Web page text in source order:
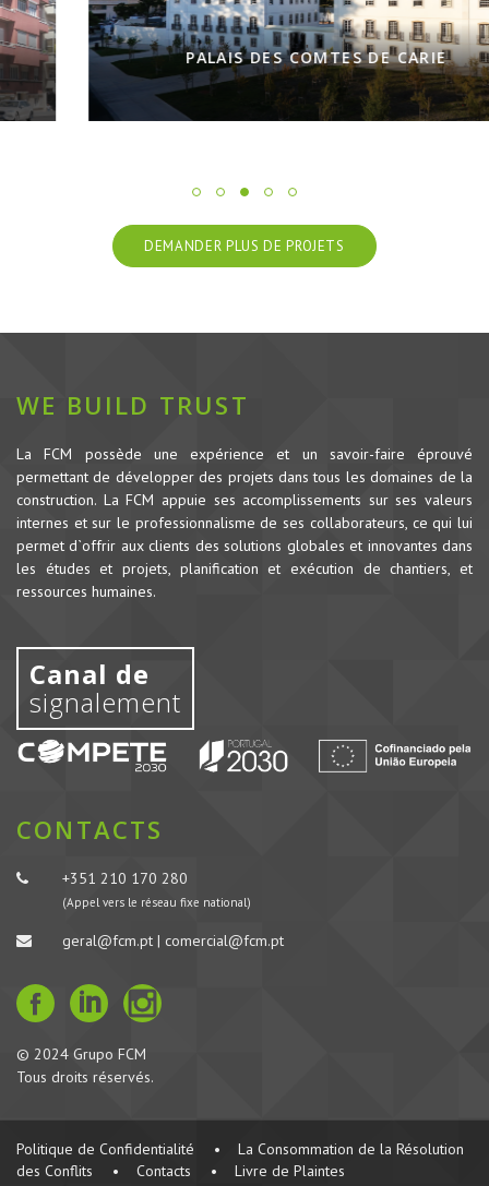
PALAIS DES COMTES DE CARIE
DEMANDER PLUS DE PROJETS
WE BUILD TRUST
La FCM possède une expérience et un savoir-faire éprouvé
permettant de développer des projets dans tous les domaines de la
construction. La FCM appuie ses accomplissements sur ses valeurs
internes et sur le professionnalisme de ses collaborateurs, ce qui lui
permet d`offrir aux clients des solutions globales et innovantes dans
les études et projets, planification et exécution de chantiers, et
ressources humaines.
Canal de
signalement
CONTACTS
+351 210 170 280
(Appel vers le réseau fixe national)
geral@fcm.pt | comercial@fcm.pt
© 2024 Grupo FCM
Tous droits réservés.
Politique de Confidentialité •
La Consommation de la Résolution
des Conflits
• Contacts • Livre de Plaintes